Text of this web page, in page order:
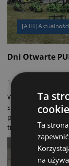
[ATB] Aktualności
Dni Otwarte
14.06.2022
W dniach 27-28
spowodowanej
piąta edycja Dni
tradycyjnie
Skała
maszyn
leśnych oraz
Ta
cookie
Ta
na